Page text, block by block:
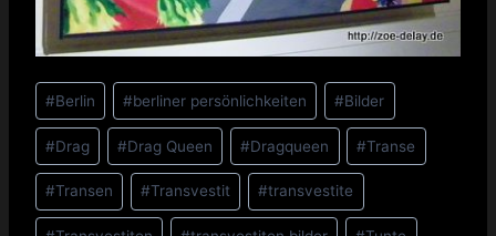
Schlagworte:
#Berlin #berliner persönlichkeiten #Bilder
#Drag #Drag Queen #Dragqueen #Transe
#Transen #Transvestit #transvestite